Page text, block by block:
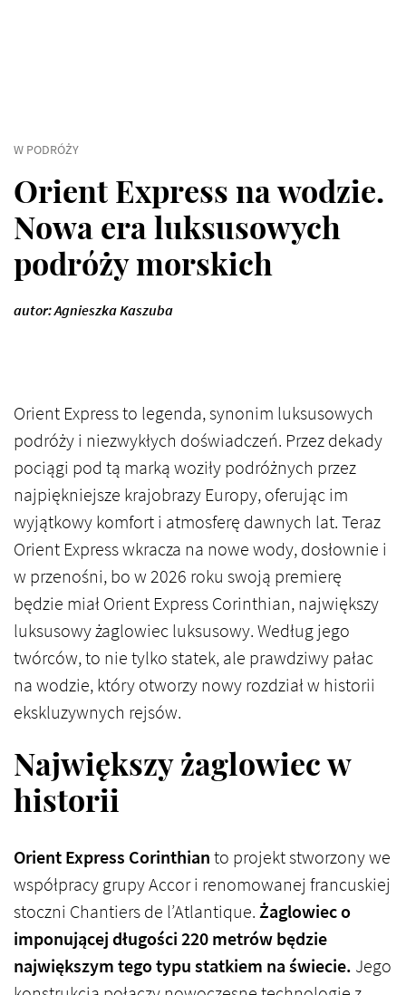
W PODRÓŻY
Orient Express na wodzie.
Nowa era luksusowych
podróży morskich
autor: Agnieszka Kaszuba
Orient Express to legenda, synonim luksusowych
podróży i niezwykłych doświadczeń. Przez dekady
pociągi pod tą marką woziły podróżnych przez
najpiękniejsze krajobrazy Europy, oferując im
wyjątkowy komfort i atmosferę dawnych lat. Teraz
Orient Express wkracza na nowe wody, dosłownie i
w przenośni, bo w 2026 roku swoją premierę
będzie miał Orient Express Corinthian, największy
luksusowy żaglowiec luksusowy. Według jego
twórców, to nie tylko statek, ale prawdziwy pałac
na wodzie, który otworzy nowy rozdział w historii
ekskluzywnych rejsów.
Największy żaglowiec w
historii
Orient Express Corinthianto projekt stworzony we
współpracy grupy Accor i renomowanej francuskiej
stoczni Chantiers de l’Atlantique.Żaglowiec o
imponującej długości 220 metrów będzie
największym tego typu statkiem na świecie. Jego